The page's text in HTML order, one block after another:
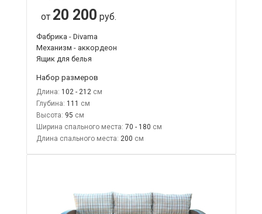
от 20 200 руб.
Фабрика - Divama
Механизм - аккордеон
Ящик для белья
Набор размеров
Длина: 102 - 212
Глубина: 111
Высота: 95
Ширина спального места: 70 - 180
Длина спального места: 200